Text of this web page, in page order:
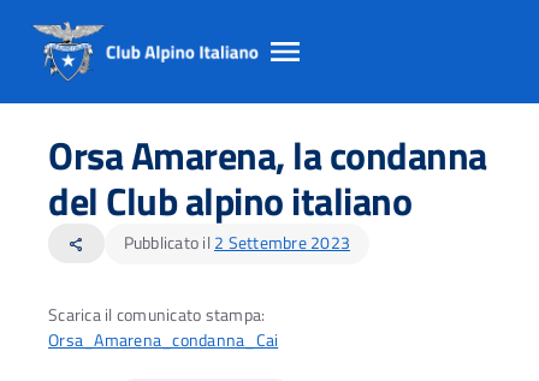
Salta
contento
principale
Salta
Salta
Orsa Amarena, la condanna
del Club alpino italiano
share Pubblicato il 2 Settembre 2023
Scarica il comunicato stampa:
Orsa_Amarena_condanna_Cai